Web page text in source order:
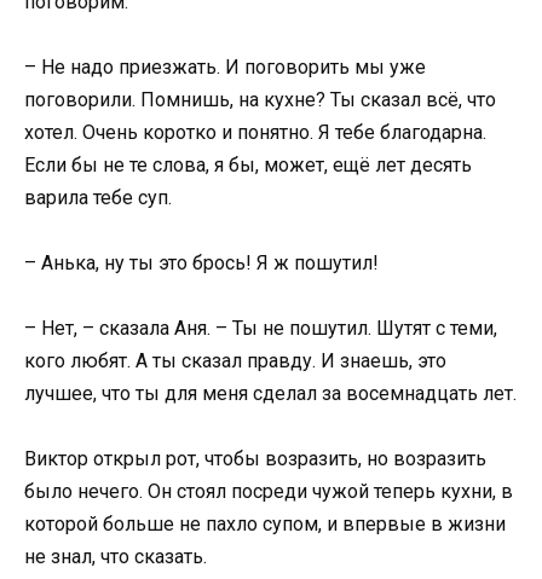
– Не надо приезжать. И поговорить мы уже
поговорили. Помнишь, на кухне? Ты сказал всё, что
хотел. Очень коротко и понятно. Я тебе благодарна.
Если бы не те слова, я бы, может, ещё лет десять
варила тебе суп.
– Анька, ну ты это брось! Я ж пошутил!
– Нет, – сказала Аня. – Ты не пошутил. Шутят с теми,
кого любят. А ты сказал правду. И знаешь, это
лучшее, что ты для меня сделал за восемнадцать лет.
Виктор открыл рот, чтобы возразить, но возразить
было нечего. Он стоял посреди чужой теперь кухни, в
которой больше не пахло супом, и впервые в жизни
не знал, что сказать.